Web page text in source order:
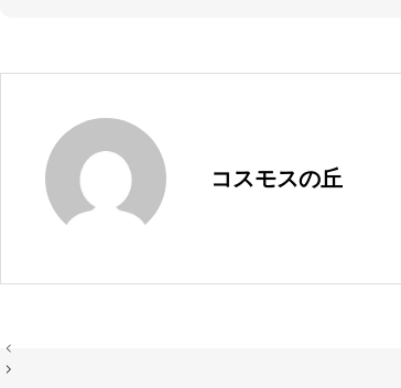
コスモスの丘
投
稿